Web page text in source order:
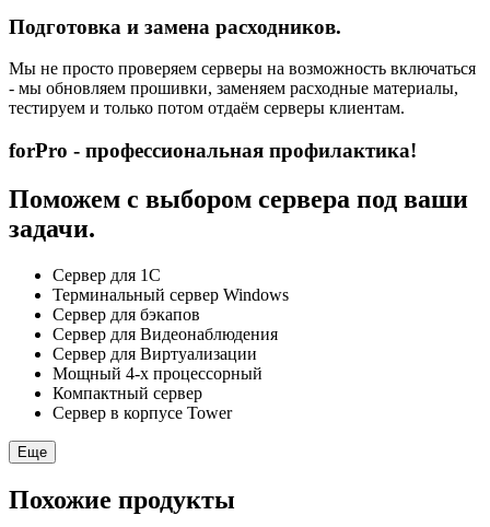
Подготовка и замена расходников.
Мы не просто проверяем серверы на возможность включаться
- мы обновляем прошивки, заменяем расходные материалы,
тестируем и только потом отдаём серверы клиентам.
forPro - профессиональная профилактика!
Поможем с выбором сервера под ваши
задачи.
Сервер для 1С
Терминальный сервер Windows
Сервер для бэкапов
Сервер для Видеонаблюдения
Сервер для Виртуализации
Мощный 4-х процессорный
Компактный сервер
Сервер в корпусе Tower
Еще
Похожие продукты